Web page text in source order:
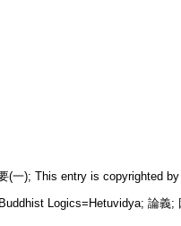
(一); This entry is copyrighted
Logics=Hetuvidya; 論義;